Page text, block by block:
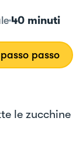
40 minuti
passo
le zucchine